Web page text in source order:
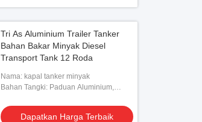
Tri As Aluminium Trailer Tanker
Bahan Bakar Minyak Diesel
Transport Tank 12 Roda
Nama: kapal tanker minyak
Bahan Tangki: Paduan Aluminium,
Dapatkan Harga Terbaik